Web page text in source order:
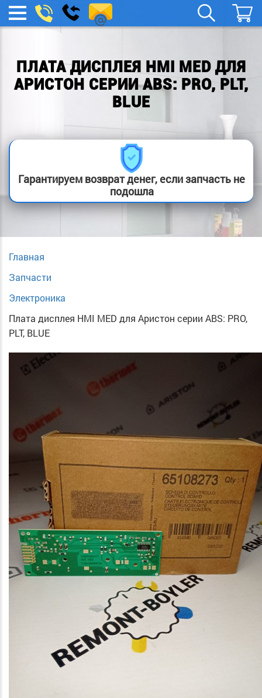
МЕНЮ
boylera@yandex.ru
Заказать
звонок
ПЛАТА ДИСПЛЕЯ HMI MED ДЛЯ
АРИСТОН СЕРИИ ABS: PRO, PLT,
BLUE
Гарантируем возврат денег, если запчасть не
подошла
Главная
Запчасти
Электроника
Плата дисплея HMI MED для Аристон серии ABS: PRO,
PLT, BLUE